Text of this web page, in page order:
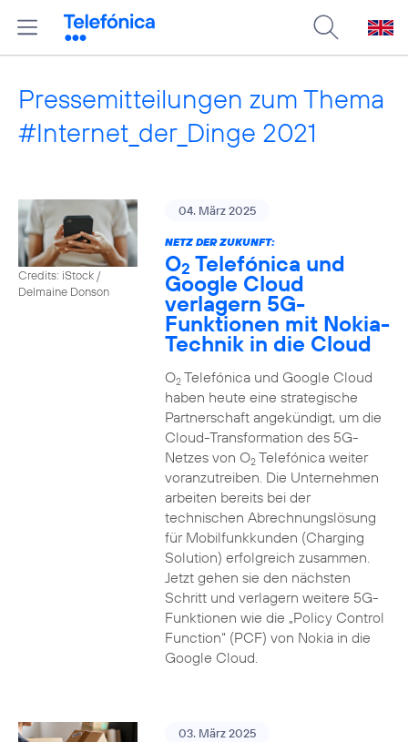
Pressemitteilungen zum Thema
#Internet_der_Dinge 2021
Credits: iStock /
Delmaine Donson
04. März 2025
NETZ DER ZUKUNFT:
O2 Telefónica und
Google Cloud
verlagern 5G-
Funktionen mit Nokia-
Technik in die Cloud
O2Telefónica und Google Cloud
haben heute eine strategische
Partnerschaft angekündigt, um die
Cloud-Transformation des 5G-
Netzes von O2Telefónica weiter
voranzutreiben. Die Unternehmen
arbeiten bereits bei der
technischen Abrechnungslösung
für Mobilfunkkunden (Charging
Solution) erfolgreich zusammen.
Jetzt gehen sie den nächsten
Schritt und verlagern weitere 5G-
Funktionen wie die „Policy Control
Function“ (PCF) von Nokia in die
Google Cloud.
03. März 2025